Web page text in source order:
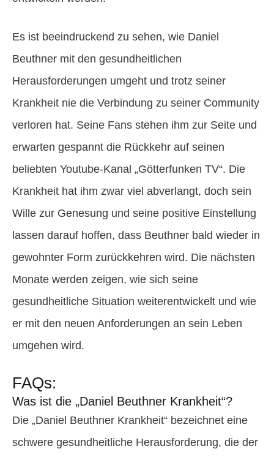
Es ist beeindruckend zu sehen, wie Daniel
Beuthner mit den gesundheitlichen
Herausforderungen umgeht und trotz seiner
Krankheit nie die Verbindung zu seiner Community
verloren hat. Seine Fans stehen ihm zur Seite und
erwarten gespannt die Rückkehr auf seinen
beliebten Youtube-Kanal „Götterfunken TV“. Die
Krankheit hat ihm zwar viel abverlangt, doch sein
Wille zur Genesung und seine positive Einstellung
lassen darauf hoffen, dass Beuthner bald wieder in
gewohnter Form zurückkehren wird. Die nächsten
Monate werden zeigen, wie sich seine
gesundheitliche Situation weiterentwickelt und wie
er mit den neuen Anforderungen an sein Leben
umgehen wird.
FAQs:
Was ist die „Daniel Beuthner Krankheit“?
Die „Daniel Beuthner Krankheit“ bezeichnet eine
schwere gesundheitliche Herausforderung, die der